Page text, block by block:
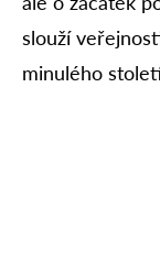
slouží
minulého